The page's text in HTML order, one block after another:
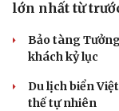
lớn nhất từ
Bảo tàng
khách kỷ lục
Du lịch biển
thế tự nhiên